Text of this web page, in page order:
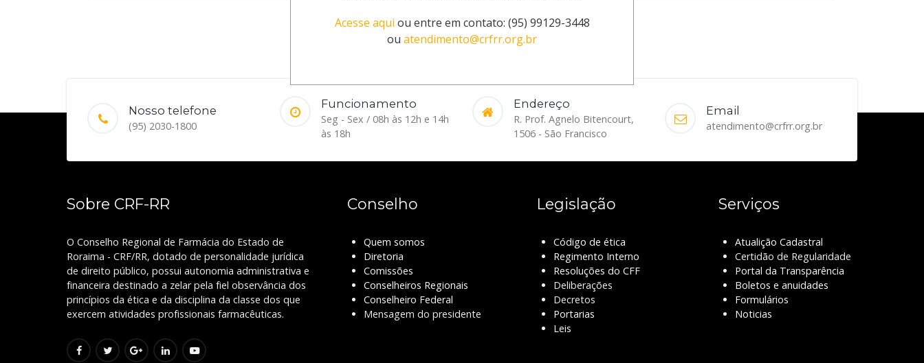
Nosso telefone
(95) 2030-1800
Funcionamento
Seg - Sex / 08h às 12h e 14h
às 18h
Endereço
R. Prof. Agnelo Bitencourt,
1506 - São Francisco
Email
atendimento@crfrr.org.br
Sobre CRF-RR
O Conselho Regional de Farmácia do Estado de
Roraima - CRF/RR, dotado de personalidade jurídica
de direito público, possui autonomia administrativa e
financeira destinado a zelar pela fiel observância dos
princípios da ética e da disciplina da classe dos que
exercem atividades profissionais farmacêuticas.
Conselho
Quem somos
Diretoria
Comissões
Conselheiros Regionais
Conselheiro Federal
Mensagem do presidente
Legislação
Código de ética
Regimento Interno
Resoluções do CFF
Deliberações
Decretos
Portarias
Leis
Serviços
Atualição Cadastral
Certidão de Regularidade
Portal da Transparência
Boletos e anuidades
Formulários
Noticias
Acesse aqui ou entre em contato: (95) 99129-3448
ou atendimento@crfrr.org.br